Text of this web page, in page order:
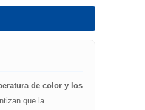
de color y los
que la